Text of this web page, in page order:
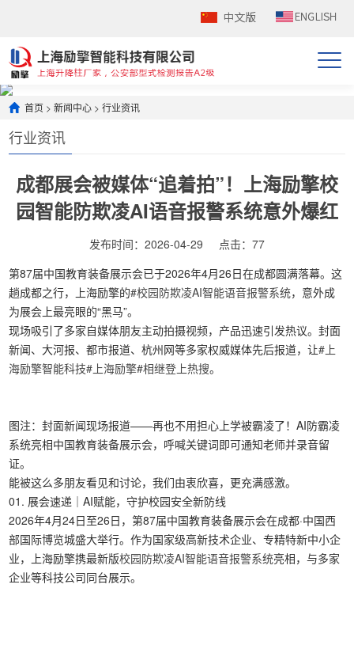
首页 >新闻中心 >行业资讯
行业资讯
成都展会被媒体“追着拍”！上海励擎校
园智能防欺凌AI语音报警系统意外爆红
发布时间：2026-04-29 点击： 77
第87届中国教育装备展示会已于2026年4月26日在成都圆满落幕。这
趟成都之行，上海励擎的#校园防欺凌AI智能语音报警系统，意外成
为展会上最亮眼的“黑马”。
现场吸引了多家自媒体朋友主动拍摄视频，产品迅速引发热议。封面
新闻、大河报、都市报道、杭州网等多家权威媒体先后报道，让#上
海励擎智能科技#上海励擎#相继登上热搜。
图注：封面新闻现场报道——再也不用担心上学被霸凌了！AI防霸凌
系统亮相中国教育装备展示会，呼喊关键词即可通知老师并录音留
证。
能被这么多朋友看见和讨论，我们由衷欣喜，更充满感激。
01. 展会速递｜AI赋能，守护校园安全新防线
2026年4月24日至26日，第87届中国教育装备展示会在成都·中国西
部国际博览城盛大举行。作为国家级高新技术企业、专精特新中小企
业，上海励擎携最新版校园防欺凌AI智能语音报警系统亮相，与多家
企业等科技公司同台展示。